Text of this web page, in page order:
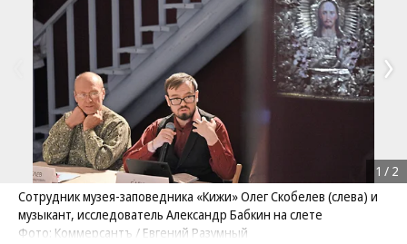
Сотрудник музея-заповедника «Кижи» Олег Скобелев (слева) и
музыкант, исследователь Александр Бабкин на слете
Фото: Коммерсантъ / Евгений Разумный
1 / 2